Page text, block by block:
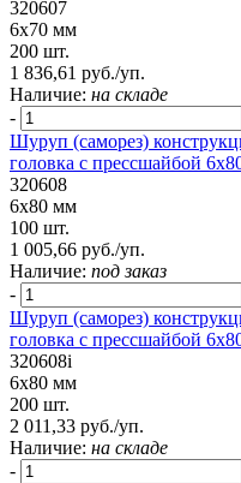
320607
6х70 мм
200 шт.
1 836,61 руб./уп.
Наличие: на складе
-
Шуруп (саморез)
головка с прессшайбой
320608
6х80 мм
100 шт.
1 005,66 руб./уп.
Наличие: под заказ
-
Шуруп (саморез)
головка с прессшайбой
320608i
6х80 мм
200 шт.
2 011,33 руб./уп.
Наличие: на складе
-